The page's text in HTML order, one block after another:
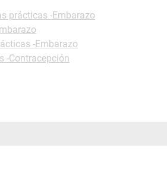
prácticas -Embarazo
-Embarazo
-Contracepción